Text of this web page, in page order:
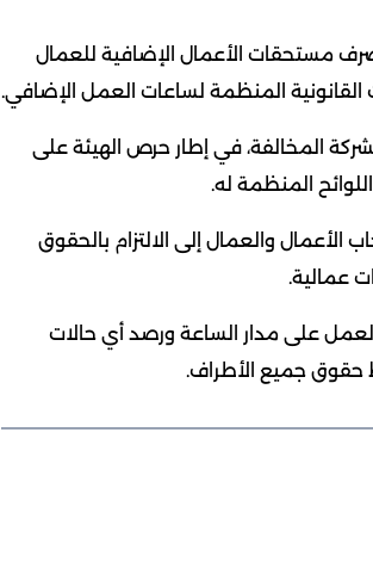
مستحقات الأعمال الإضافية للعمال
القانونية المنظمة لساعات العمل الإضافي.
الشركة المخالفة، في إطار حرص الهيئة على
والعمال إلى الالتزام بالحقوق
عمالية.
على مدار الساعة ورصد أي حالات
حقوق جميع الأطراف.